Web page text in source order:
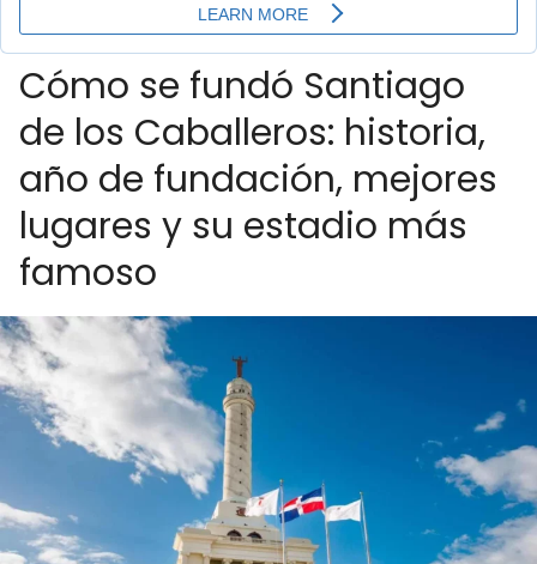
Cómo se fundó Santiago
de los Caballeros: historia,
año de fundación, mejores
lugares y su estadio más
famoso